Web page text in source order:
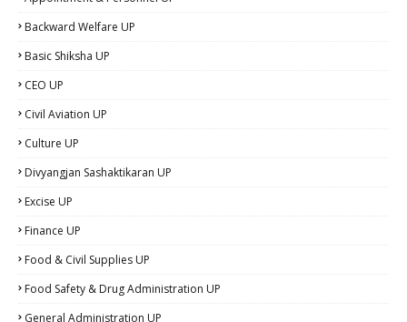
Backward Welfare UP
Basic Shiksha UP
CEO UP
Civil Aviation UP
Culture UP
Divyangjan Sashaktikaran UP
Excise UP
Finance UP
Food & Civil Supplies UP
Food Safety & Drug Administration UP
General Administration UP